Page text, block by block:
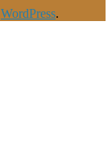
WordPress.